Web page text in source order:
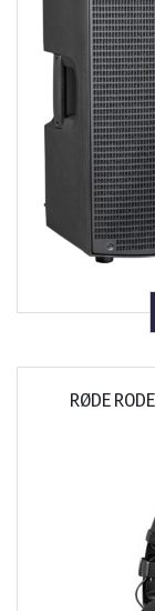
RØDE